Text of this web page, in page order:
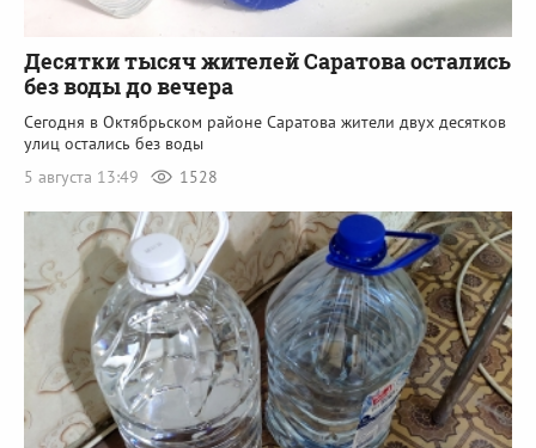
Десятки тысяч жителей Саратова остались
без воды до вечера
Сегодня в Октябрьском районе Саратова жители двух десятков
улиц остались без воды
5 августа 13:49
1528